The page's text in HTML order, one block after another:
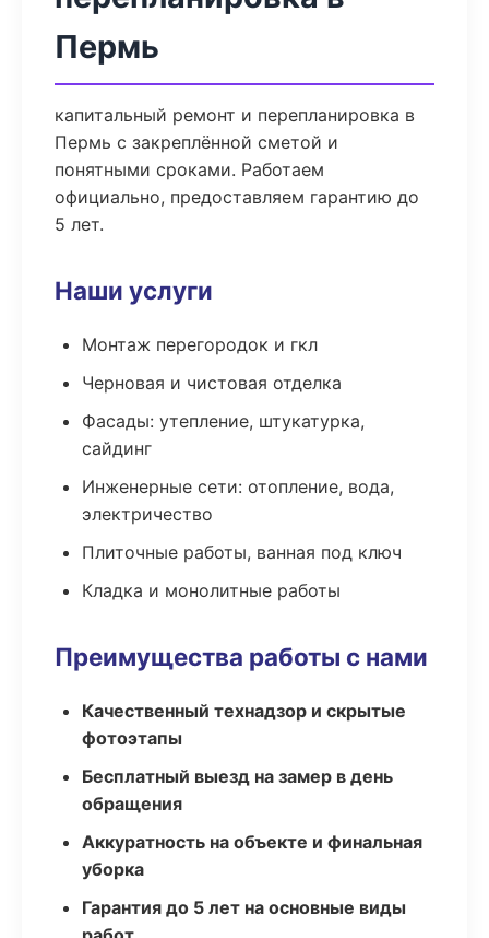
Пермь
капитальный ремонт и перепланировка в
Пермь с закреплённой сметой и
понятными сроками. Работаем
официально, предоставляем гарантию до
5 лет.
Наши услуги
Монтаж перегородок и гкл
Черновая и чистовая отделка
Фасады: утепление, штукатурка,
сайдинг
Инженерные сети: отопление, вода,
электричество
Плиточные работы, ванная под ключ
Кладка и монолитные работы
Преимущества работы с нами
Качественный технадзор и скрытые
фотоэтапы
Бесплатный выезд на замер в день
обращения
Аккуратность на объекте и финальная
уборка
Гарантия до 5 лет на основные виды